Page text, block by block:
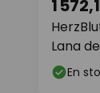
Lana
variable
1
En